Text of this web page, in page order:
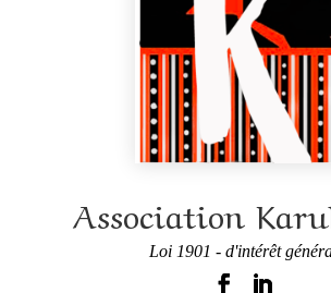
Association
Loi 1901 - d'intérêt